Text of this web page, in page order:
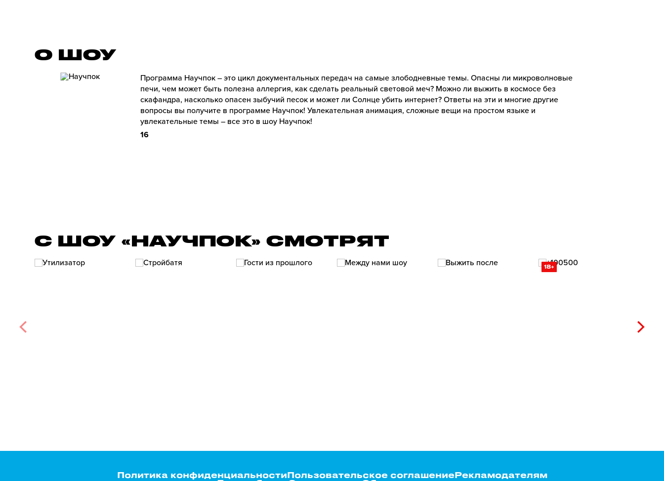
О ШОУ
Программа Научпок – это цикл документальных передач на самые злободневные темы. Опасны ли микроволновые
печи, чем может быть полезна аллергия, как сделать реальный световой меч? Можно ли выжить в космосе без
скафандра, насколько опасен зыбучий песок и может ли Солнце убить интернет? Ответы на эти и многие другие
вопросы вы получите в программе Научпок! Увлекательная анимация, сложные вещи на простом языке и
увлекательные темы – все это в шоу Научпок!
16
С ШОУ «НАУЧПОК» СМОТРЯТ
18+
Политика конфиденциальностиПользовательское соглашениеРекламодателям